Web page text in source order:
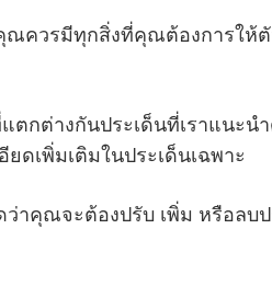
ณควรมีทุกสิ่งที่คุณต้องการให้
ตกต่างกันประเด็นที่เราแนะนํ
ดเพิ่มเติมในประเด็นเฉพาะ
าคุณจะต้องปรับ เพิ่ม หรือลบป